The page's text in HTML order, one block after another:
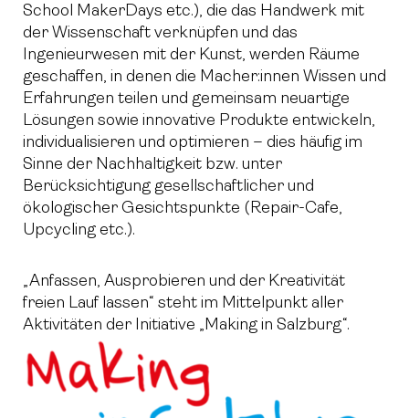
School MakerDays etc.), die das Handwerk mit
der Wissenschaft verknüpfen und das
Ingenieurwesen mit der Kunst, werden Räume
geschaffen, in denen die Macher:innen Wissen und
Erfahrungen teilen und gemeinsam neuartige
Lösungen sowie innovative Produkte entwickeln,
individualisieren und optimieren – dies häufig im
Sinne der Nachhaltigkeit bzw. unter
Berücksichtigung gesellschaftlicher und
ökologischer Gesichtspunkte (Repair-Cafe,
Upcycling etc.).
„Anfassen, Ausprobieren und der Kreativität
freien Lauf lassen“ steht im Mittelpunkt aller
Aktivitäten der Initiative „Making in Salzburg“.